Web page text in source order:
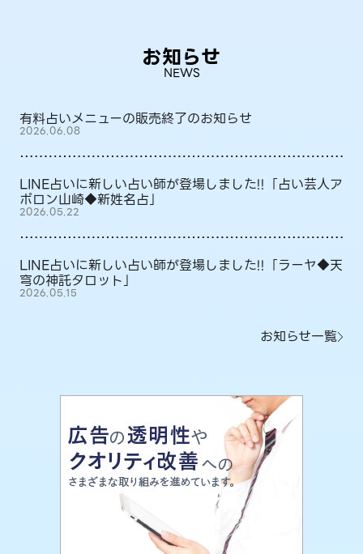
お知らせ
NEWS
有料占いメニューの販売終了のお知らせ
2026.06.08
LINE占いに新しい占い師が登場しました!!「占い芸人ア
ポロン山崎◆新姓名占」
2026.05.22
LINE占いに新しい占い師が登場しました!!「ラーヤ◆天
穹の神託タロット」
2026.05.15
お知らせ一覧